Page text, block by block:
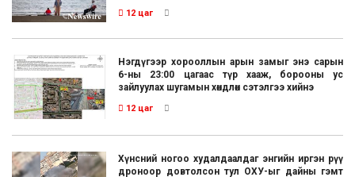
12 цаг
Нэгдүгээр хорооллын арын замыг энэ сарын
6-ны 23:00 цагаас түр хааж, борооны ус
зайлуулах шугамын хөндлөн сэтэлгээ хийнэ
12 цаг
Хүнсний ногоо худалдаалдаг энгийн иргэн рүү
дроноор довтолсон тул ОХУ-ыг дайны гэмт